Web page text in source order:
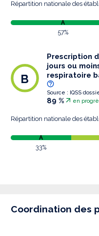
Répartition nationale des
A
57%
Prescription
jours ou
respiratoire
Source : IQSS
89 % en
B
Répartition nationale des
A
33%
Coordination des